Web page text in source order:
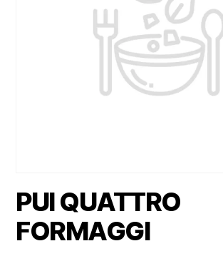
PUI QUATTRO
FORMAGGI